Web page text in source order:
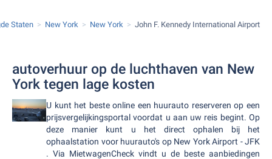
Staten New York New York John F. Kennedy International Airport
autoverhuur op de luchthaven van New
York tegen lage kosten
U kunt het beste online een huurauto reserveren op een
prijsvergelijkingsportal voordat u aan uw reis begint. Op
deze manier kunt u het direct ophalen bij het
ophaalstation voor huurauto's op New York Airport - JFK
. Via MietwagenCheck vindt u de beste aanbiedingen